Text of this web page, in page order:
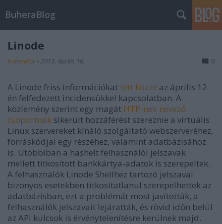
BuheraBlog
Linode
buherator • 2013. április 16. 0
A Linode friss információkattett közzé az április 12-
én felfedezett incidensükkel kapcsolatban. A
közlemény szerint egy magát HTP-nek nevező
csoportnak sikerült hozzáférést szereznie a virtuális
Linux szervereket kínáló szolgáltató webszerveréhez,
forráskódjai egy részéhez, valamint adatbázisához
is. Utóbbiban a hashelt felhasználói jelszavak
mellett titkosított bankkártya-adatok is szerepeltek.
A felhasználók Linode Shellhez tartozó jelszavai
bizonyos esetekben titkosítatlanul szerepelhettek az
adatbázisban, ezt a problémát most javították, a
felhasználók jelszavait lejáratták, és rövid időn belül
az API kulcsok is érvénytelenítésre kerülnek majd.